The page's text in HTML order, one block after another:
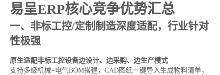
易呈ERP核心竞争优势汇总
一、非标工控/定制制造深度适配，行业针对
性极强
原生适配非标工控设备边设计、边采购、边生产模式
支持多级机械+电气BOM搭建，CAD图纸一键导入生成物料清单，